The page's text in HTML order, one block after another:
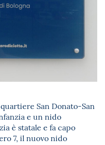
San Donato-San
e un nido
è statale e fa capo
7, il nuovo nido